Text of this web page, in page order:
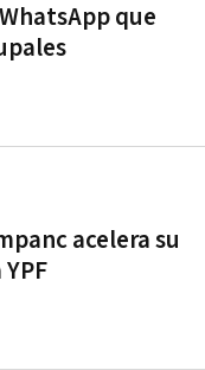
que
acelera su